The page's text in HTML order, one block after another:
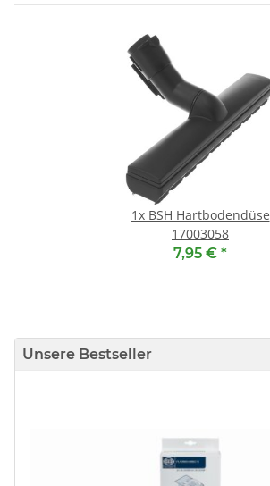
1x BSH Hartbodendüse
17003058
7,95 € *
Unsere Bestseller